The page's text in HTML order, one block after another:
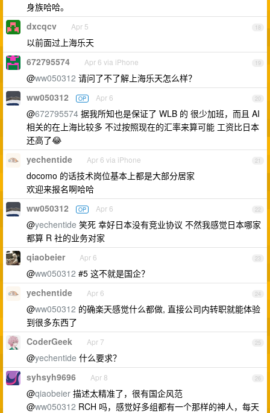
身族哈哈。
18
dxcqcv Apr 5
以前面过上海乐天
19
672795574 Apr 6 via iPhone
@ww050312 请问了不了解上海乐天怎么样？
20
ww050312 OP Apr 6
@672795574 据我所知也是保证了 WLB 的 很少加班，而且 AI
相关的在上海比较多 不过按照现在的汇率来算可能 工资比日本
还高了😂
21
yechentide Apr 6 via iPhone
docomo 的话技术岗位基本上都是大部分居家
欢迎来报名啊哈哈
22
ww050312 OP Apr 6
@yechentide 笑死 幸好日本没有竞业协议 不然我感觉日本哪家
都算 R 社的业务对家
23
qiaobeier Apr 6
@ww050312 #5 这不就是国企？
24
yechentide Apr 6
@ww050312 的确楽天感觉什么都做, 直接公司内转职就能体验
到很多东西了
25
CoderGeek Apr 7
@yechentide 什么要求？
26
syhsyh9696 Apr 8
@qiaobeier 描述太精准了，很有国企风范
@ww050312 RCH 吗，感觉好多组都有一个那样的神人，每天